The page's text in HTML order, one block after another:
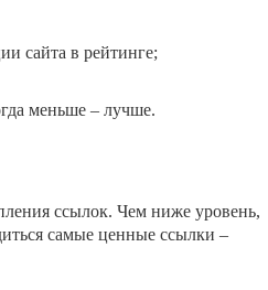
сайта в рейтинге;
меньше – лучше.
ссылок. Чем ниже уровень,
самые ценные ссылки –